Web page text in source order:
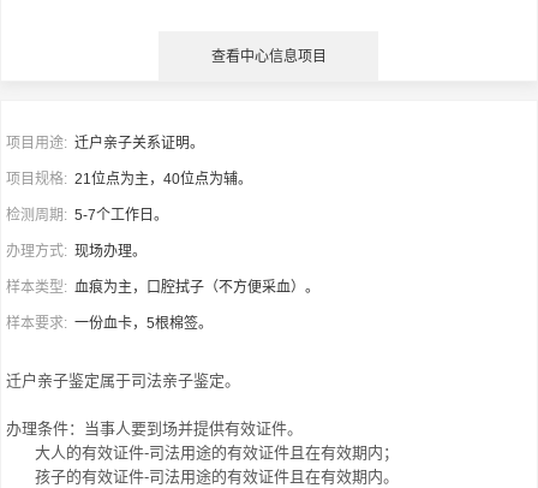
查看中心信息项目
项目用途:迁户亲子关系证明。
项目规格:21位点为主，40位点为辅。
检测周期:5-7个工作日。
办理方式:现场办理。
样本类型: 血痕为主，口腔拭子（不方便采血）。
样本要求:一份血卡，5根棉签。
迁户亲子鉴定属于司法亲子鉴定。
办理条件：当事人要到场并提供有效证件。
大人的有效证件-司法用途的有效证件且在有效期内；
孩子的有效证件-司法用途的有效证件且在有效期内。